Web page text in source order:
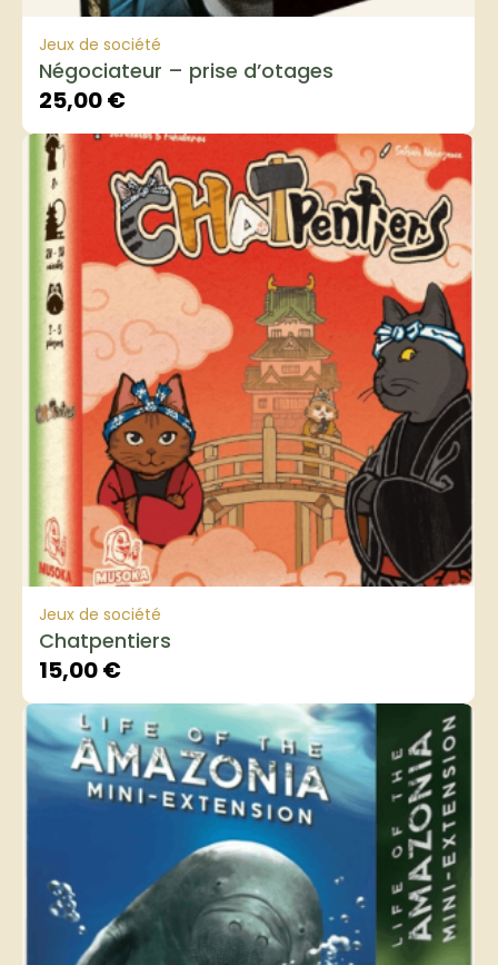
Jeux de société
Négociateur – prise d’otages
25,00€
Jeux de société
Chatpentiers
15,00€